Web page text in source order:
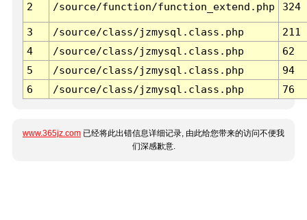
2 /source/function/function_extend.php 324
3 /source/class/jzmysql.class.php
211
4
/source/class/jzmysql.class.php
62
5
/source/class/jzmysql.class.php
94
6
/source/class/jzmysql.class.php 76
www.365jz.com 已经将此出错信息详细记录, 由此给您带来的访问不便我
们深感歉意.